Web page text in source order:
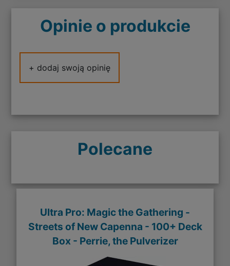
Opinie o produkcie
+ dodaj swoją opinię
Polecane
Ultra Pro: Magic the Gathering -
Streets of New Capenna - 100+ Deck
Box - Perrie, the Pulverizer